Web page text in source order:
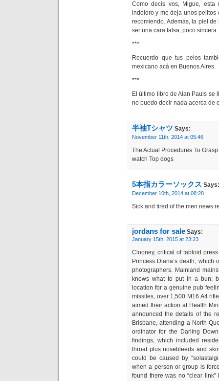
Como decís vos, Migue,
indoloro y me deja unos pelitos
recomiendo. Además, la piel
ser una cara falsa, poco
***
Recuerdo que tus pelos
mexicano acá en Buenos Aires.
***
El último libro de Alan Pauls se
no puedo decir nada acerca de
半袖Tシャツ Says:
November 11th, 2014 at 05:46
The Actual Procedures To
watch Top dogs
5本指カラーソックス Says:
December 10th, 2014 at 08:28
Sick and tired of the men news
jordans for sale Says:
January 15th, 2015 at 23:23
Clooney, critical of tabloid
Princess Diana’s death,
photographers. Mainland
knows what to put in a bun;
location for a genuine pub
missiles, over 1,500 M16 A4
aimed their action at Health
announced the details of the
Brisbane, attending a North
ordinator for the Darling
findings, which included
throat plus nosebleeds and
could be caused by
when a person or group is
found there was no “clear